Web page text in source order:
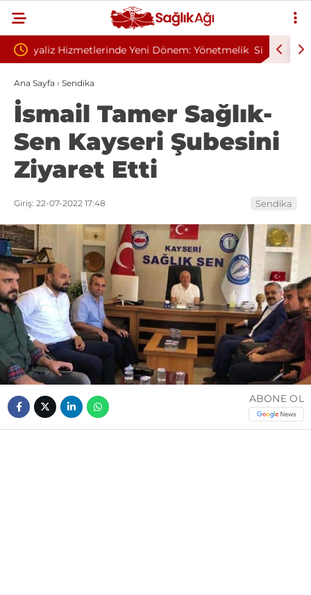
Yönetmelik Sivilce Sandı, Cilt Kanseri Çıktı: Ameliyattan 60
Dikişle Uyandı
Ana Sayfa › Sendika
İsmail Tamer Sağlık-
Sen Kayseri Şubesini
Ziyaret Etti
Giriş: 22-07-2022 17:48 Sendika
ABONE OL